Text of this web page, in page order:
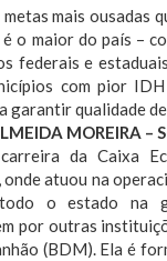
mais
o maior do país –
federais e
com pior
qualidade
MOREIRA –
da Caixa
atuou na
todo o estado na
por outras
(BDM). Ela é